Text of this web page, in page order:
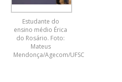
Estudante do
ensino médio Érica
do Rosário. Foto:
Mateus
Mendonça/Agecom/UFSC